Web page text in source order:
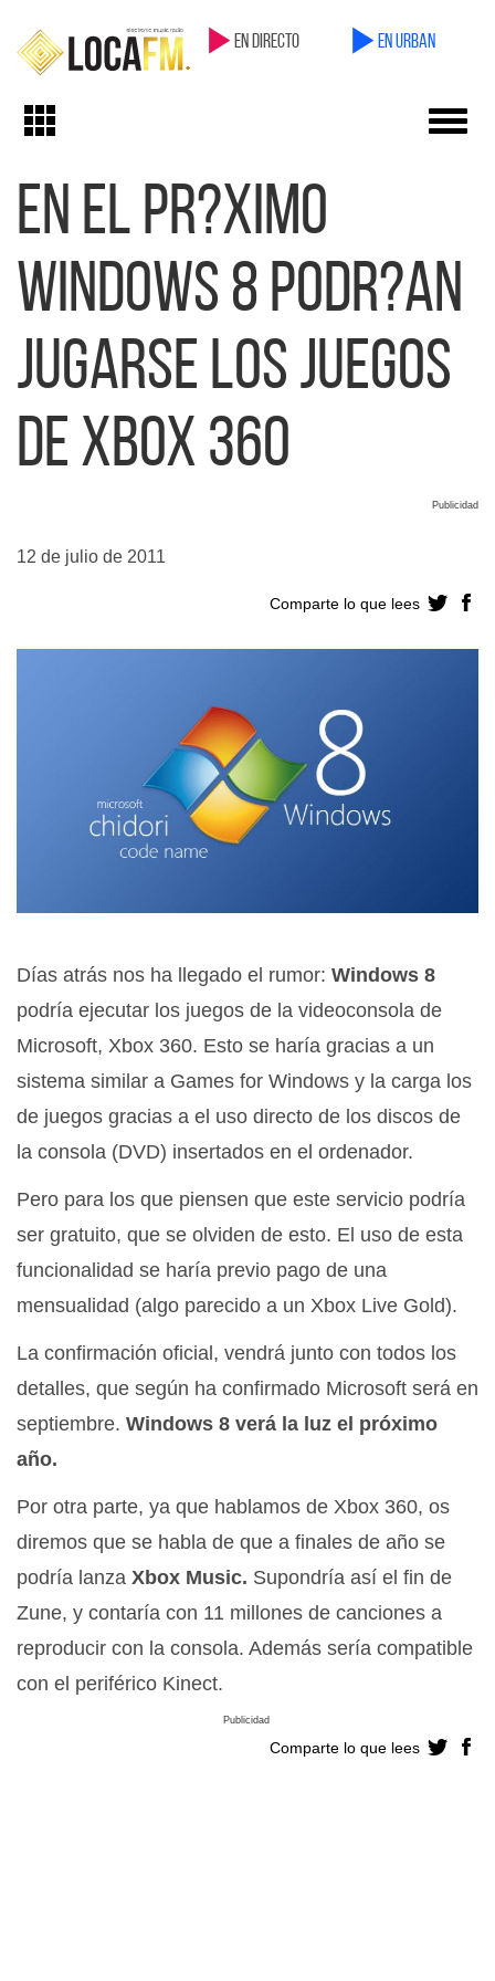
en directo en Urban
Toggle
En el pr?ximo
Windows 8 podr?an
jugarse los juegos
de Xbox 360
Publicidad
12 de julio de 2011
Comparte lo que lees
Días atrás nos ha llegado el rumor: Windows 8
podría ejecutar los juegos de la videoconsola de
Microsoft, Xbox 360. Esto se haría gracias a un
sistema similar a Games for Windows y la carga los
de juegos gracias a el uso directo de los discos de
la consola (DVD) insertados en el ordenador.
Pero para los que piensen que este servicio podría
ser gratuito, que se olviden de esto. El uso de esta
funcionalidad se haría previo pago de una
mensualidad (algo parecido a un Xbox Live Gold).
La confirmación oficial, vendrá junto con todos los
detalles, que según ha confirmado Microsoft será en
septiembre. Windows 8 verá la luz el próximo
año.
Por otra parte, ya que hablamos de Xbox 360, os
diremos que se habla de que a finales de año se
podría lanza Xbox Music. Supondría así el fin de
Zune, y contaría con 11 millones de canciones a
reproducir con la consola. Además sería compatible
con el periférico Kinect.
Comparte lo que lees
Publicidad